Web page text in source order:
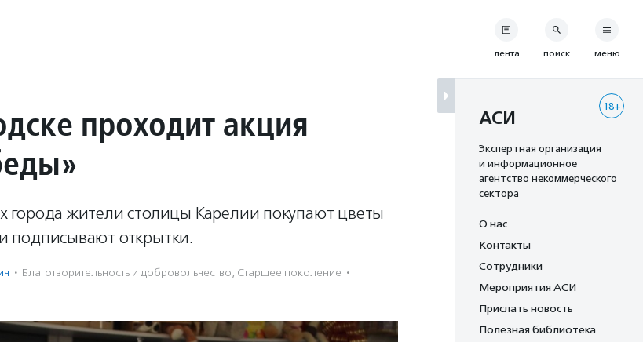
проходит акция
города жители столицы Карелии покупают цветы
подписывают открытки.
· Благотвори­тель­ность и доброволь­чест­во, Старшее поколение ·
лента поиск меню
18+
АСИ
Экспертная организация
и информационное
агентство некоммерческого
сектора
О нас
Контакты
Сотрудники
Мероприятия АСИ
Прислать новость
Полезная библиотека